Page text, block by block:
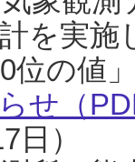
を実
位の値
せ（
日）